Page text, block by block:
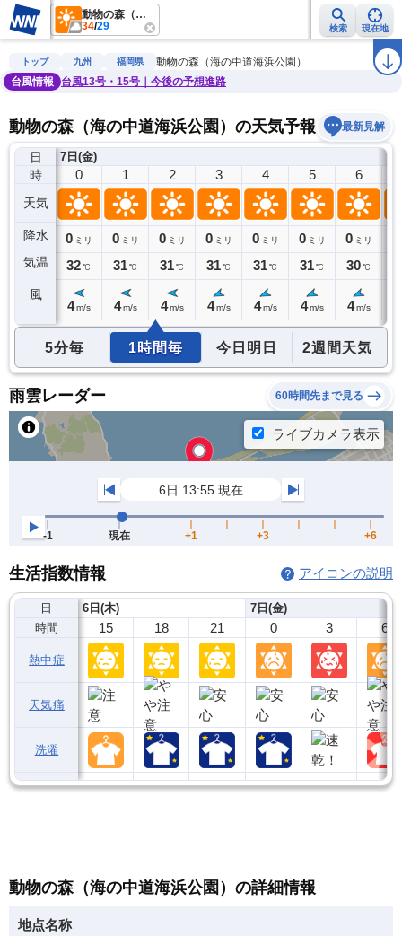
動物の森（海の中道海浜公園）
34/29 検索 現在地
雨雲レーダー 台風情報 地震情報 警報・注意報 ラ
トップ 九州 福岡県
動物の森（海の中道海浜公園）
台風情報
台風13号・15号｜今後の予想進路
動物の森（海の中道海浜公園）の天気予報 最新見解
日
時
天気
降水
気温
風
6日(木)
23
0ミリ
32℃
7日(金)
0
0 ミリ
32℃
4 m/s
1
0 ミリ
31℃
4 m/s
2
0 ミリ
31℃
4 m/s
3
0 ミリ
31℃
4 m/s
4
0 ミリ
31℃
4 m/s
5
0 ミリ
31℃
4 m/s
6
0 ミリ
30℃
4 m/s
5分毎 1時間毎 今日明日 2週間天気
雨雲レーダー 60時間先まで見る
生活指数情報 アイコンの説明
日
時間
熱中症
天気痛
洗濯
6日(木)
15 18 21
7日(金)
0 3 6
動物の森（海の中道海浜公園）の詳細情報
地点名称